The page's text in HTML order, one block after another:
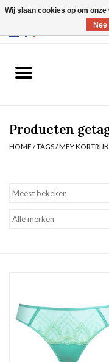
Slip
Nachtmode
Lingerie-accessoires
Producten
HOME /TAGS/MEY KORTRIJK
Wij slaan cookies op om
Nee